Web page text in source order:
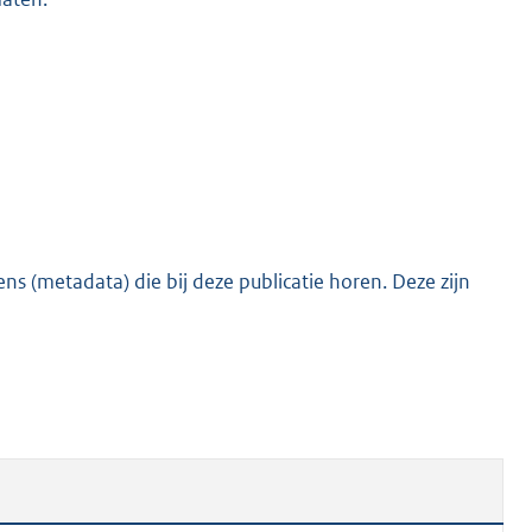
(metadata) die bij deze publicatie horen. Deze zijn